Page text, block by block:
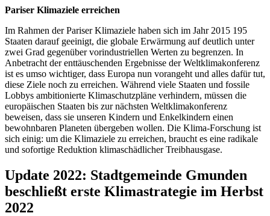
Pariser Klimaziele erreichen
Im Rahmen der Pariser Klimaziele haben sich im Jahr 2015 195
Staaten darauf geeinigt, die globale Erwärmung auf deutlich unter
zwei Grad gegenüber vorindustriellen Werten zu begrenzen. In
Anbetracht der enttäuschenden Ergebnisse der Weltklimakonferenz
ist es umso wichtiger, dass Europa nun vorangeht und alles dafür tut,
diese Ziele noch zu erreichen. Während viele Staaten und fossile
Lobbys ambitionierte Klimaschutzpläne verhindern, müssen die
europäischen Staaten bis zur nächsten Weltklimakonferenz
beweisen, dass sie unseren Kindern und Enkelkindern einen
bewohnbaren Planeten übergeben wollen. Die Klima-Forschung ist
sich einig: um die Klimaziele zu erreichen, braucht es eine radikale
und sofortige Reduktion klimaschädlicher Treibhausgase.
Update 2022: Stadtgemeinde Gmunden
beschließt erste Klimastrategie im Herbst
2022